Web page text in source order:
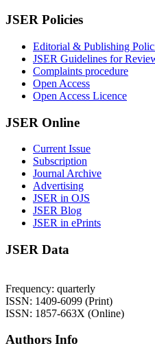
JSER Policies
Editorial & Publishing
JSER Guidelines for
Complaints procedure
Open Access
Open Access Licence
JSER Online
Current Issue
Subscription
Journal Archive
Advertising
JSER in OJS
JSER Blog
JSER in ePrints
JSER Data
Frequency: quarterly
ISSN: 1409-6099 (Print)
ISSN: 1857-663X (Online)
Authors Info